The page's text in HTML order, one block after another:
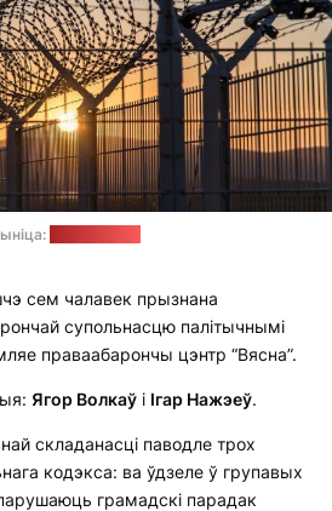
сем чалавек прызнана
супольнасцю палітычнымі
праваабарончы цэнтр “Вясна”.
Ягор Волкаў і Ігар Нажэеў.
складанасці паводле трох
кодэкса: ва ўдзеле ў групавых
грамадскі парадак